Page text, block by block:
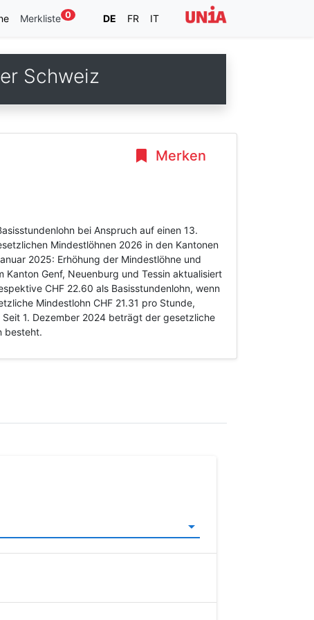
Merkliste 0 DE FR IT
Schweiz
Merken
bei Anspruch auf einen 13.
Mindestlöhnen 2026 in den Kantonen
2025: Erhöhung der Mindestlöhne und
Genf, Neuenburg und Tessin aktualisiert
CHF 22.60 als Basisstundenlohn, wenn
Mindestlohn CHF 21.31 pro Stunde,
1. Dezember 2024 beträgt der gesetzliche
besteht.